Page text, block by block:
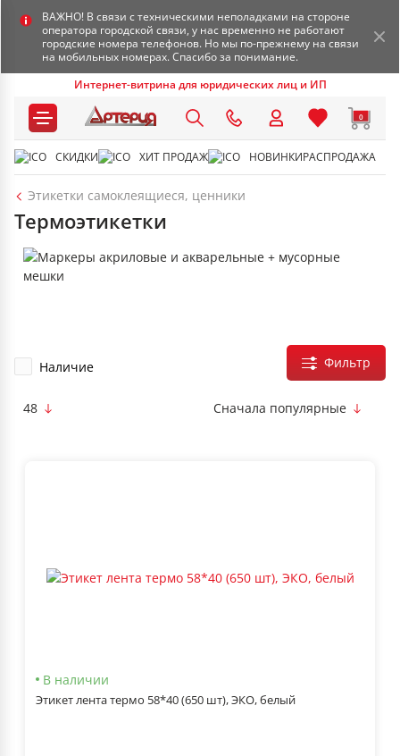
ВАЖНО! В связи с техническими неполадками на стороне
оператора городской связи, у нас временно не работают
городские номера телефонов. Но мы по-прежнему на связи
на мобильных номерах. Спасибо за понимание.
Интернет-витрина для юридических лиц и ИП
0
СКИДКИ ХИТ ПРОДАЖ НОВИНКИРАСПРОДАЖА
Этикетки самоклеящиеся, ценники
Термоэтикетки
Наличие
48 Сначала популярные
Фильтр
В наличии
Этикет лента термо 58*40 (650 шт), ЭКО, белый